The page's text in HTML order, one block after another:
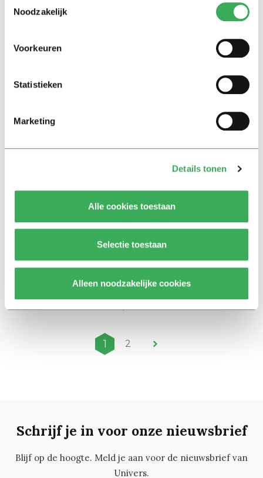
Noodzakelijk
Voorkeuren
Statistieken
Marketing
Details tonen
Alle cookies toestaan
Selectie toestaan
Alleen noodzakelijke cookies
TiU-student Floris recenseert
populair Instagram-account
Nieuws
Tilburgse studenten besmet met
introductieweek
1 2
Schrijf je in voor onze nieuwsbrief
Blijf op de hoogte. Meld je aan voor de nieuwsbrief van
Univers.